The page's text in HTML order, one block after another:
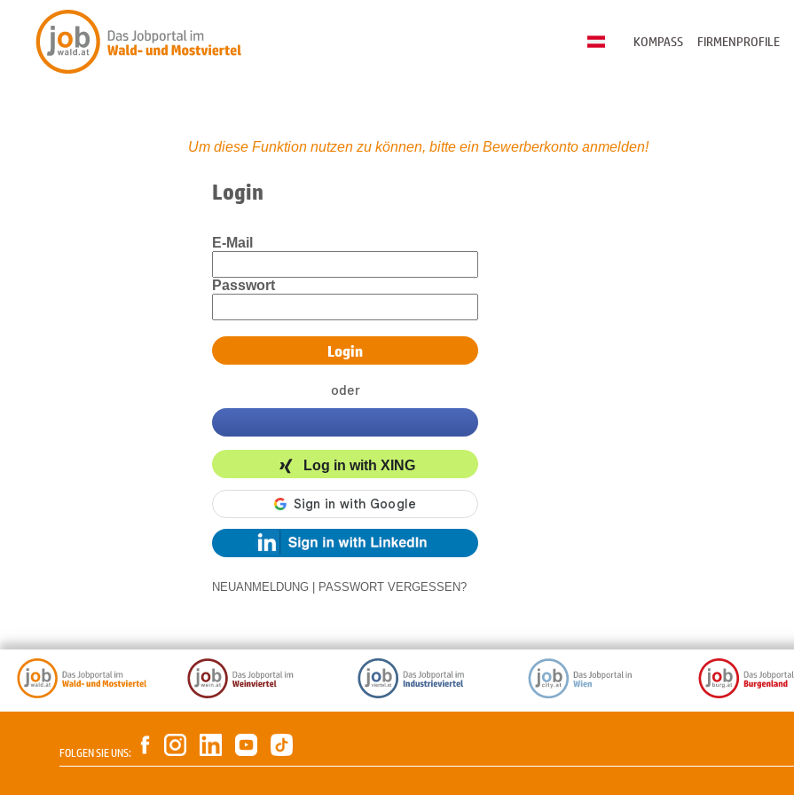
FIRMENPROFILE
KOMPASS
Um diese Funktion nutzen zu können, bitte ein Bewerberkonto anmelden!
Login
E-Mail
Passwort
oder
Log in with XING
NEUANMELDUNG PASSWORT VERGESSEN?
FOLGEN SIE UNS: